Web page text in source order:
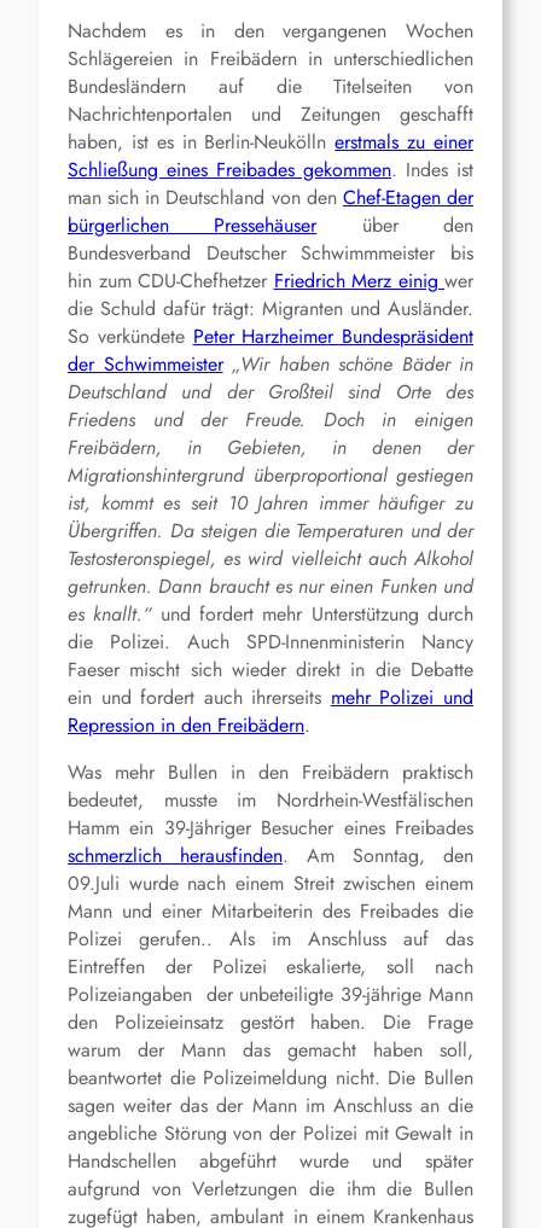
Nachdem es in den vergangenen Wochen
Schlägereien in Freibädern in unterschiedlichen
Bundesländern auf die Titelseiten von
Nachrichtenportalen und Zeitungen geschafft
haben, ist es in Berlin-Neuköllnerstmals zu einer
Schließung eines Freibades gekommen. Indes ist
man sich in Deutschland von den Chef-Etagen der
bürgerlichen Pressehäuserüber den
Bundesverband Deutscher Schwimmmeister bis
hin zum CDU-Chefhetzer Friedrich Merz einig wer
die Schuld dafür trägt: Migranten und Ausländer.
So verkündete Peter Harzheimer Bundespräsident
der Schwimmeister „Wir haben schöne Bäder in
Deutschland und der Großteil sind Orte des
Friedens und der Freude. Doch in einigen
Freibädern, in Gebieten, in denen der
Migrationshintergrund überproportional gestiegen
ist, kommt es seit 10 Jahren immer häufiger zu
Übergriffen. Da steigen die Temperaturen und der
Testosteronspiegel, es wird vielleicht auch Alkohol
getrunken. Dann braucht es nur einen Funken und
es knallt.“ und fordert mehr Unterstützung durch
die Polizei. Auch SPD-Innenministerin Nancy
Faeser mischt sich wieder direkt in die Debatte
ein und fordert auch ihrerseits mehr Polizei und
Repression in den Freibädern.
Was mehr Bullen in den Freibädern praktisch
bedeutet, musste im Nordrhein-Westfälischen
Hamm ein 39-Jähriger Besucher eines Freibades
schmerzlich herausfinden. Am Sonntag, den
09.Juli wurde nach einem Streit zwischen einem
Mann und einer Mitarbeiterin des Freibades die
Polizei gerufen.. Als im Anschluss auf das
Eintreffen der Polizei eskalierte, soll nach
Polizeiangaben der unbeteiligte 39-jährige Mann
den Polizeieinsatz gestört haben. Die Frage
warum der Mann das gemacht haben soll,
beantwortet die Polizeimeldung nicht. Die Bullen
sagen weiter das der Mann im Anschluss an die
angebliche Störung von der Polizei mit Gewalt in
Handschellen abgeführt wurde und später
aufgrund von Verletzungen die ihm die Bullen
zugefügt haben, ambulant in einem Krankenhaus